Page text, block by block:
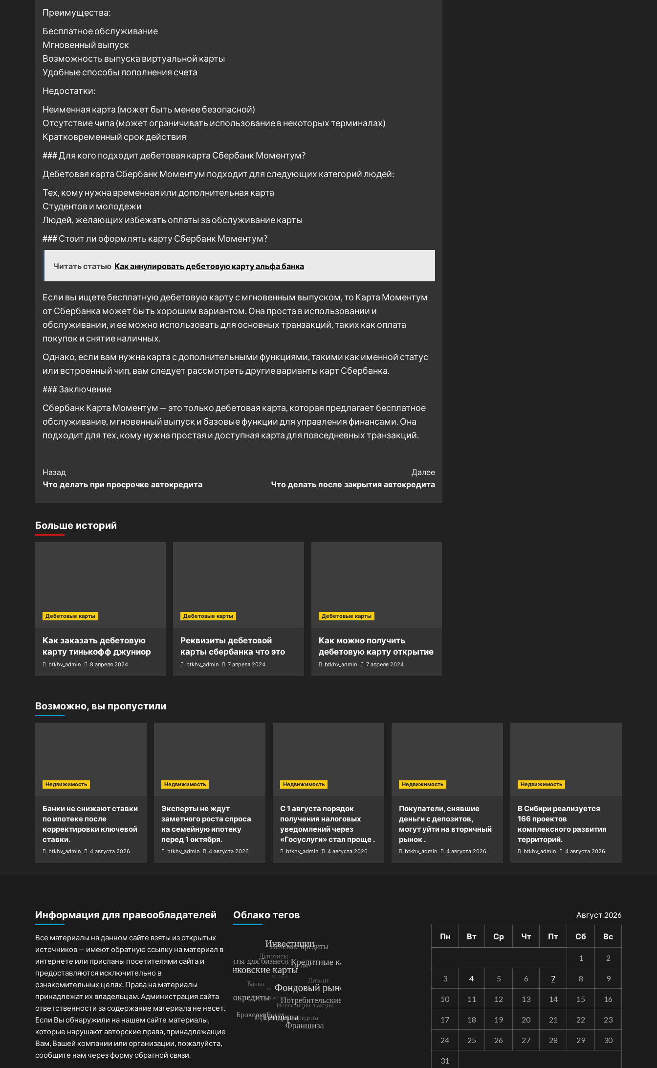
Преимущества:
Бесплатное обслуживание
Мгновенный выпуск
Возможность выпуска виртуальной карты
Удобные способы пополнения счета
Недостатки:
Неименная карта (может быть менее безопасной)
Отсутствие чипа (может ограничивать использование в некоторых терминалах)
Кратковременный срок действия
### Для кого подходит дебетовая карта Сбербанк Моментум?
Дебетовая карта Сбербанк Моментум подходит для следующих категорий людей:
Тех, кому нужна временная или дополнительная карта
Студентов и молодежи
Людей, желающих избежать оплаты за обслуживание карты
### Стоит ли оформлять карту Сбербанк Моментум?
Читать статью Как аннулировать дебетовую карту альфа банка
Если вы ищете бесплатную дебетовую карту с мгновенным выпуском, то Карта Моментум
от Сбербанка может быть хорошим вариантом. Она проста в использовании и
обслуживании, и ее можно использовать для основных транзакций, таких как оплата
покупок и снятие наличных.
Однако, если вам нужна карта с дополнительными функциями, такими как именной статус
или встроенный чип, вам следует рассмотреть другие варианты карт Сбербанка.
### Заключение
Сбербанк Карта Моментум — это только дебетовая карта, которая предлагает бесплатное
обслуживание, мгновенный выпуск и базовые функции для управления финансами. Она
подходит для тех, кому нужна простая и доступная карта для повседневных транзакций.
Post
Navigation
Назад
Что делать при просрочке автокредита
Далее
Что делать после закрытия автокредита
Больше историй
Дебетовые карты
Как заказать дебетовую
карту тинькофф джуниор
btkhv_admin 8 апреля 2024
Дебетовые карты
Реквизиты дебетовой
карты сбербанка что это
btkhv_admin 7 апреля 2024
Дебетовые карты
Как можно получить
дебетовую карту открытие
btkhv_admin 7 апреля 2024
Возможно, вы пропустили
Недвижимость
Банки не снижают ставки
по ипотеке после
корректировки ключевой
ставки.
btkhv_admin 4 августа 2026
Недвижимость
Эксперты не ждут
заметного роста спроса
на семейную ипотеку
перед 1 октября.
btkhv_admin 4 августа 2026
Недвижимость
С 1 августа порядок
получения налоговых
уведомлений через
«Госуслуги» стал проще .
btkhv_admin 4 августа 2026
Недвижимость
Покупатели, снявшие
деньги с депозитов,
могут уйти на вторичный
рынок .
btkhv_admin 4 августа 2026
Недвижимость
В Сибири реализуется
166 проектов
комплексного развития
территорий.
btkhv_admin 4 августа 2026
Информация для правообладателей
Все материалы на данном сайте взяты из открытых
источников — имеют обратную ссылку на материал в
интернете или присланы посетителями сайта и
предоставляются исключительно в
ознакомительных целях. Права на материалы
принадлежат их владельцам. Администрация сайта
ответственности за содержание материала не несет.
Если Вы обнаружили на нашем сайте материалы,
которые нарушают авторские права, принадлежащие
Вам, Вашей компании или организации, пожалуйста,
сообщите нам через форму обратной связи.
Облако тегов Август 2026
Пн Вт Ср Чт Пт Сб Вс
1 2
3 4 5 6 7 8 9
10 11 12 13 14 15 16
17 18 19 20 21 22 23
24 25 26 27 28 29 30
31